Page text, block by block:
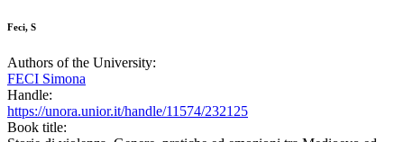
Feci, S
Authors of the University:
FECI Simona
Handle:
https://unora.unior.it/handle/11574/232125
Book title: